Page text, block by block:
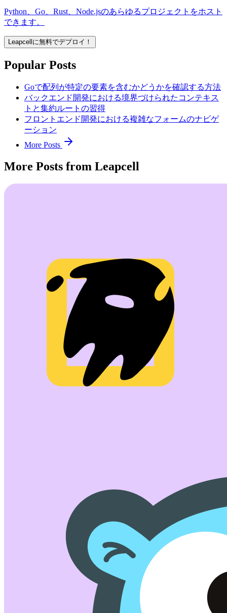
Python、Go、Rust、Node.jsのあらゆるプロジェクトをホスト
できます。
Leapcellに無料でデプロイ！
Popular Posts
Goで配列が特定の要素を含むかどうかを確認する方法
バックエンド開発における境界づけられたコンテキス
トと集約ルートの習得
フロントエンド開発における複雑なフォームのナビゲ
ーション
More Posts
More Posts from Leapcell